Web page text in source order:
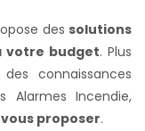
dessolutions
votre budget. Plus
connaissances
Alarmes Incendie,
proposer.